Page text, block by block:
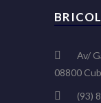
Av/
08800
(93)